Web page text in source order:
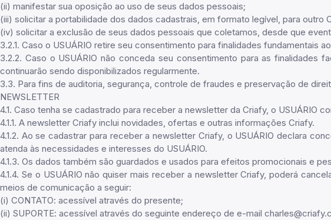
(ii) manifestar sua oposição ao uso de seus dados pessoais;
(iii) solicitar a portabilidade dos dados cadastrais, em formato legível, para outro
(iv) solicitar a exclusão de seus dados pessoais que coletamos, desde que
3.2.1. Caso o USUÁRIO retire seu consentimento para finalidades
3.2.2. Caso o USUÁRIO não conceda seu consentimento para as
continuarão sendo disponibilizados regularmente.
3.3. Para fins de auditoria, segurança, controle de fraudes e preservação de
NEWSLETTER
4.1. Caso tenha se cadastrado para receber a newsletter da Criafy, o
4.1.1. A newsletter Criafy inclui novidades, ofertas e outras informações Criafy.
4.1.2. Ao se cadastrar para receber a newsletter Criafy, o USUÁRIO declara
atenda às necessidades e interesses do USUÁRIO.
4.1.3. Os dados também são guardados e usados para efeitos promocionais e
4.1.4. Se o USUÁRIO não quiser mais receber a newsletter Criafy, poderá
meios de comunicação a seguir:
(i) CONTATO: acessível através do presente;
(ii) SUPORTE: acessível através do seguinte endereço de e-mail